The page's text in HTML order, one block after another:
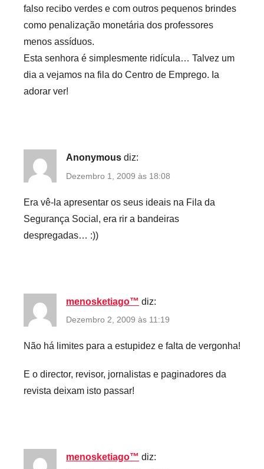
falso recibo verdes e com outros pequenos brindes
como penalização monetária dos professores
menos assíduos.
Esta senhora é simplesmente ridícula… Talvez um
dia a vejamos na fila do Centro de Emprego. Ia
adorar ver!
Anonymous diz:
Dezembro 1, 2009 às 18:08
Era vê-la apresentar os seus ideais na Fila da
Segurança Social, era rir a bandeiras
despregadas… :))
menosketiago™ diz:
Dezembro 2, 2009 às 11:19
Não há limites para a estupidez e falta de vergonha!
E o director, revisor, jornalistas e paginadores da
revista deixam isto passar!
menosketiago™ diz: